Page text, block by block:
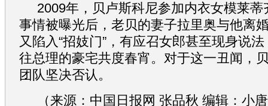
2009年，贝卢斯科尼参加内衣女模莱
事情被曝光后，老贝的妻子拉里奥与他离
又陷入“招妓门”，有应召女郎甚至现身说
往总理的豪宅共度春宵。对于这一丑闻，
团队坚决否认。
（来源：中国日报网 张品秋 编辑：小